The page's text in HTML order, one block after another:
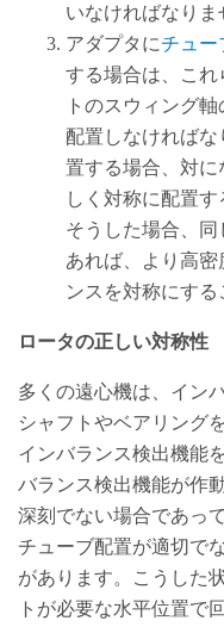
いなければなりま
アダプタにチュー
する場合は、これ
トのスウィング
配置しなければ
置する場合、対
しく対称に配置す
そうした場合、
あれば、より高
ンスを対称にする
ロータの正しい対称性
多くの遠心機は、イン
シャフトやベアリング
インバランス検出機能
バランス検出機能が作
深刻でない場合であっ
チューブ配置が適切で
があります。こうした
トが必要な水平位置で